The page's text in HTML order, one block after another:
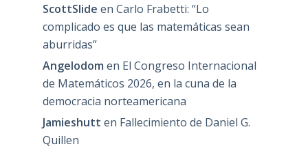
ScottSlide en Carlo Frabetti: “Lo
complicado es que las matemáticas sean
aburridas”
Angelodom en El Congreso Internacional
de Matemáticos 2026, en la cuna de la
democracia norteamericana
Jamieshutt en Fallecimiento de Daniel G.
Quillen